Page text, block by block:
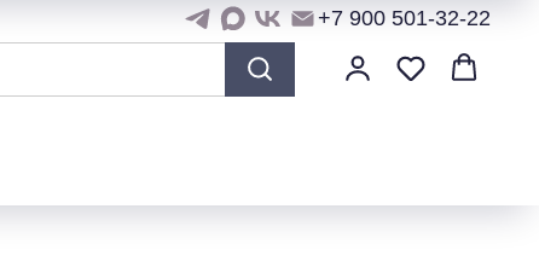
+7 900 501-32-22